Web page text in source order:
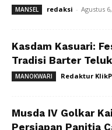
MANSEL redaksi - Agustus
Kasdam Kasuari:
Tradisi Barter
MANOKWARI Redaktur
Musda IV Golkar
Persiapan Panitia